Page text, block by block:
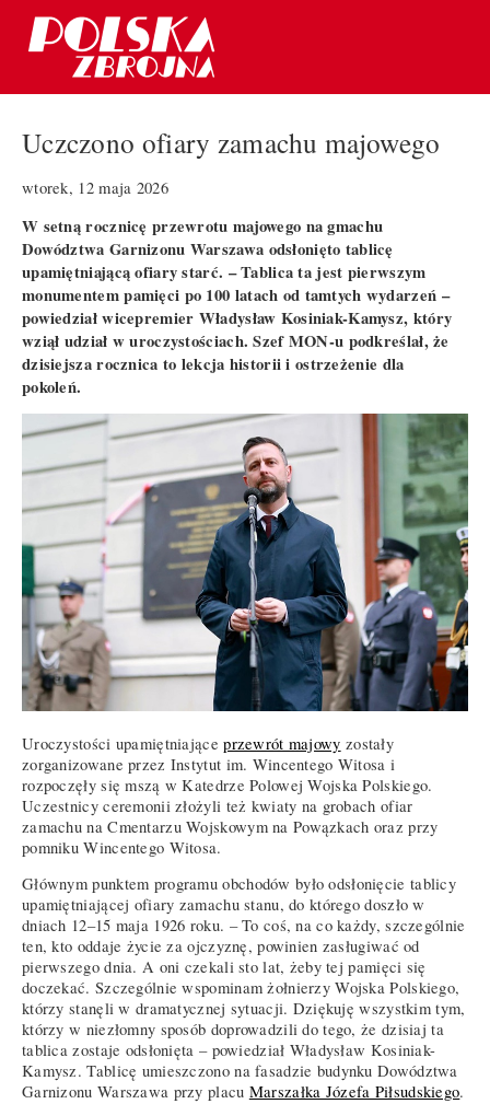
Uczczono ofiary zamachu majowego
wtorek, 12 maja 2026
W setną rocznicę przewrotu majowego na gmachu
Dowództwa Garnizonu Warszawa odsłonięto tablicę
upamiętniającą ofiary starć. – Tablica ta jest pierwszym
monumentem pamięci po 100 latach od tamtych wydarzeń –
powiedział wicepremier Władysław Kosiniak-Kamysz, który
wziął udział w uroczystościach. Szef MON-u podkreślał, że
dzisiejsza rocznica to lekcja historii i ostrzeżenie dla
pokoleń.
Uroczystości upamiętniająceprzewrót majowy zostały
zorganizowane przez Instytut im. Wincentego Witosa i
rozpoczęły się mszą w Katedrze Polowej Wojska Polskiego.
Uczestnicy ceremonii złożyli też kwiaty na grobach ofiar
zamachu na Cmentarzu Wojskowym na Powązkach oraz przy
pomniku Wincentego Witosa.
Głównym punktem programu obchodów było odsłonięcie tablicy
upamiętniającej ofiary zamachu stanu, do którego doszło w
dniach 12–15 maja 1926 roku. – To coś, na co każdy, szczególnie
ten, kto oddaje życie za ojczyznę, powinien zasługiwać od
pierwszego dnia. A oni czekali sto lat, żeby tej pamięci się
doczekać. Szczególnie wspominam żołnierzy Wojska Polskiego,
którzy stanęli w dramatycznej sytuacji. Dziękuję wszystkim tym,
którzy w niezłomny sposób doprowadzili do tego, że dzisiaj ta
tablica zostaje odsłonięta – powiedział Władysław Kosiniak-
Kamysz. Tablicę umieszczono na fasadzie budynku Dowództwa
Garnizonu Warszawa przy placu Marszałka Józefa Piłsudskiego.